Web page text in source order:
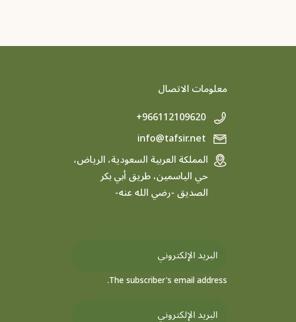
معلومات الاتصال
+966112109620
المملكة العربية السعودية، الرياض،
حي الياسمين، طريق أبي بكر
الصديق -رضي الله عنه-
The subscriber's email address.